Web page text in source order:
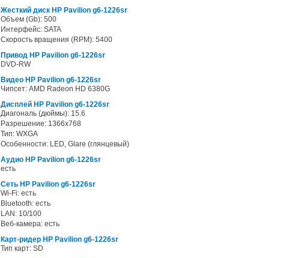
Жесткий диск HP Pavilion g6-1226sr
Объем (Gb): 500
Интерфейс: SATA
Скорость вращения (RPM): 5400
Привод HP Pavilion g6-1226sr
DVD-RW
Видео HP Pavilion g6-1226sr
Чипсет: AMD Radeon HD 6380G
Дисплей HP Pavilion g6-1226sr
Диагональ (дюймы): 15.6
Разрешение: 1366x768
Тип: WXGA
Особенности: LED, Glare (глянцевый)
Аудио HP Pavilion g6-1226sr
есть
Сеть HP Pavilion g6-1226sr
Wi-Fi: есть
Bluetooth: есть
LAN: 10/100
Веб-камера: есть
Карт-ридер HP Pavilion g6-1226sr
Тип карт: SD